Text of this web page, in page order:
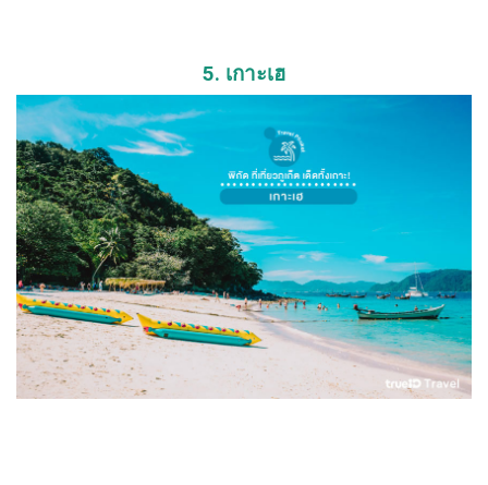
5. เกาะเฮ